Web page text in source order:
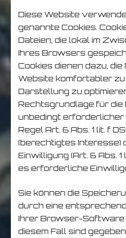
Diese Website
genannte Cookies.
Dateien, die lokal im
Ihres Browsers
Cookies dienen dazu,
Website komfortabler
Darstellung zu
Rechtsgrundlage für die
unbedingt erforderlicher
Regel Art. 6 Abs. 1 lit. f
(berechtigtes Interesse)
Einwilligung (Art. 6 Abs. 1
es erforderliche
Sie können die
durch eine
Ihrer Browser-Software
diesem Fall sind